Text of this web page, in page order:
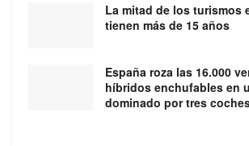
La mitad de los turismos
tienen más de 15 años
España roza las 16.000
híbridos enchufables en
dominado por tres